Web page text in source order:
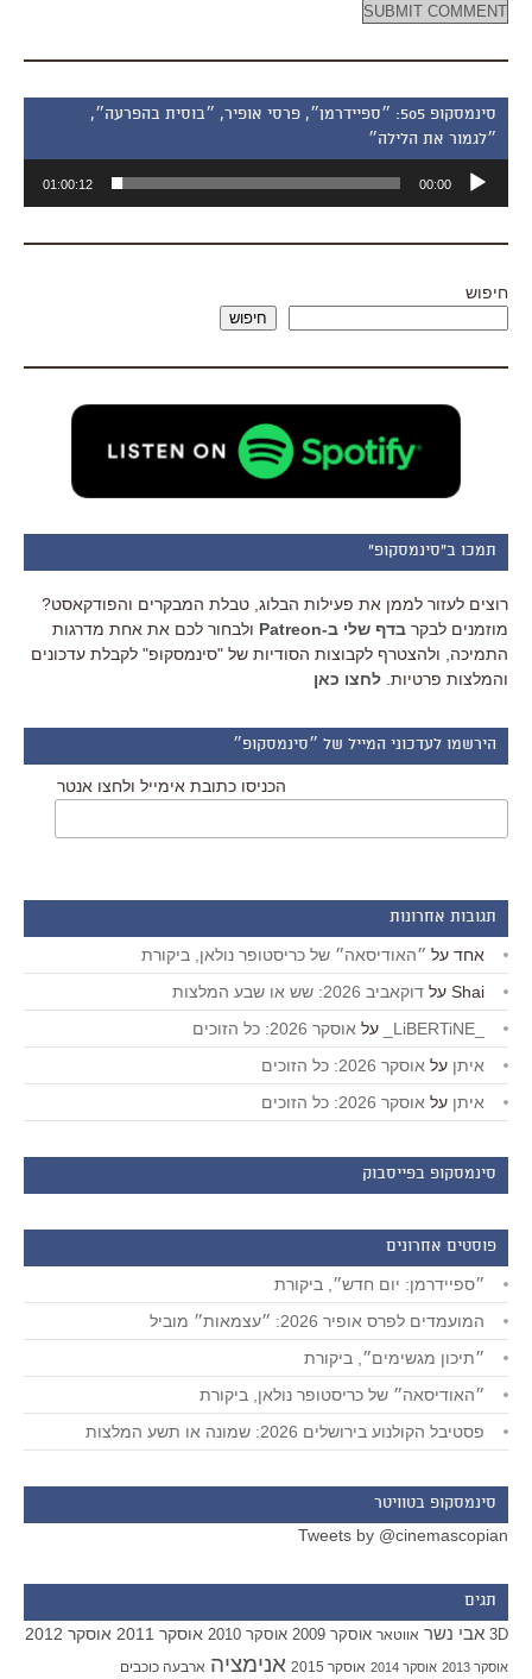
סינמסקופ 505: ״ספיידרמן״, פרסי אופיר, ״בוסית בהפרעה״,
״לגמור את הלילה״
אודיו
00:00
01:00:12
חיפוש
חיפוש
תמכו ב"סינמסקופ"
רוצים לעזור לממן את פעילות הבלוג, טבלת המבקרים והפודקאסט?
מוזמנים לבקר בדף שלי ב-Patreon
ולבחור לכם את אחת מדרגות
התמיכה, ולהצטרף לקבוצות הסודיות של "סינמסקופ" לקבלת עדכונים
והמלצות פרטיות. לחצו כאן
הירשמו לעדכוני המייל של ״סינמסקופ״
הכניסו כתובת אימייל ולחצו אנטר
תגובות אחרונות
אחד על ״האודיסאה״ של כריסטופר נולאן, ביקורת
Shai על דוקאביב 2026: שש או שבע המלצות
על אוסקר 2026: כל הזוכים
איתן על אוסקר 2026: כל הזוכים
איתן על אוסקר 2026: כל הזוכים
סינמסקופ בפייסבוק
פוסטים אחרונים
״ספיידרמן: יום חדש״, ביקורת
המועמדים לפרס אופיר 2026: ״עצמאות״ מוביל
״תיכון מגשימים״, ביקורת
״האודיסאה״ של כריסטופר נולאן, ביקורת
פסטיבל הקולנוע בירושלים 2026: שמונה או תשע המלצות
סינמסקופ בטוויטר
Tweets by @cinemascopian
תגים
3D אבי נשר אווטאר אוסקר 2009 אוסקר 2010 אוסקר 2011 אוסקר 2012
אוסקר 2013 אוסקר 2014 אוסקר 2015 אנימציה ארבעה כוכבים